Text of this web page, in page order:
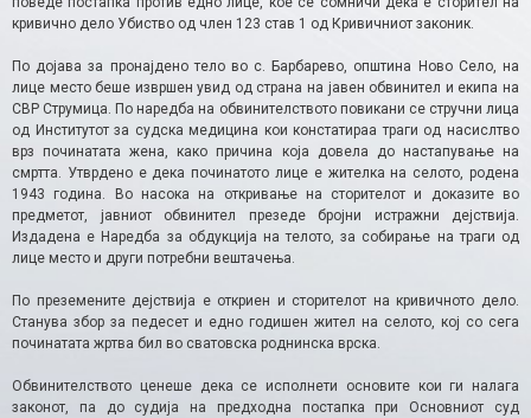
кривично дело Убиство од член 123 став 1 од Кривичниот законик.
По дојава за пронајдено тело во с. Барбарево, општина Ново Село, на
лице место беше извршен увид од страна на јавен обвинител и екипа на
СВР Струмица. По наредба на обвинителството повикани се стручни лица
од Институтот за судска медицина кои констатираа траги од насислтво
врз починатата жена, како причина која довела до настапување на
смртта. Утврдено е дека починатото лице е жителка на селото, родена
1943 година. Во насока на откривање на сторителот и доказите во
предметот, јавниот обвинител презеде бројни истражни дејствија.
Издадена е Наредба за обдукција на телото, за собирање на траги од
лице место и други потребни вештачења.
По преземените дејствија е откриен и сторителот на кривичното дело.
Станува збор за педесет и едно годишен жител на селото, кој со сега
починатата жртва бил во сватовска роднинска врска.
Обвинителството ценеше дека се исполнети основите кои ги налага
законот, па до судија на предходна постапка при Основниот суд